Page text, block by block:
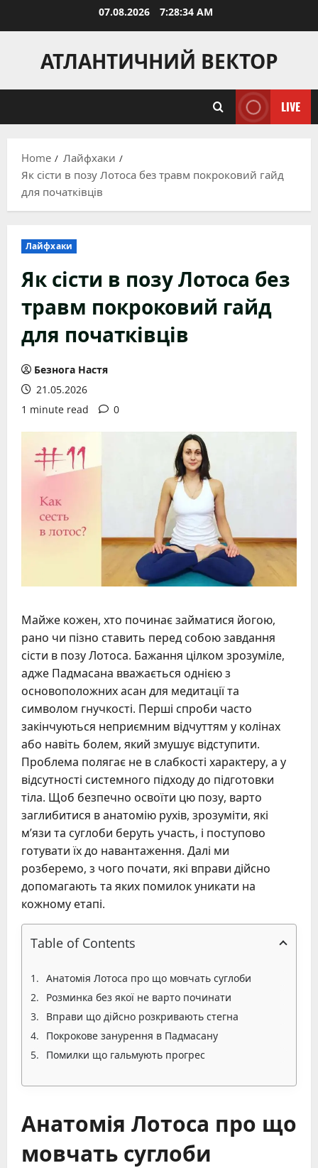
07.08.2026 7:28:36 AM
АТЛАНТИЧНИЙ ВЕКТОР
LIVE
Home
Лайфхаки
Як сісти в позу Лотоса без травм покроковий гайд
для початківців
Лайфхаки
Як сісти в позу Лотоса без
травм покроковий гайд
для початківців
Безнога Настя
21.05.2026
1 minute read
0
Майже кожен, хто починає займатися йогою,
рано чи пізно ставить перед собою завдання
сісти в позу Лотоса. Бажання цілком зрозуміле,
адже Падмасана вважається однією з
основоположних асан для медитації та
символом гнучкості. Перші спроби часто
закінчуються неприємним відчуттям у колінах
або навіть болем, який змушує відступити.
Проблема полягає не в слабкості характеру, а у
відсутності системного підходу до підготовки
тіла. Щоб безпечно освоїти цю позу, варто
заглибитися в анатомію рухів, зрозуміти, які
м’язи та суглоби беруть участь, і поступово
готувати їх до навантаження. Далі ми
розберемо, з чого почати, які вправи дійсно
допомагають та яких помилок уникати на
кожному етапі.
Table of Contents
Анатомія Лотоса про що мовчать суглоби
Розминка без якої не варто починати
Вправи що дійсно розкривають стегна
Покрокове занурення в Падмасану
Помилки що гальмують прогрес
Анатомія Лотоса про що
мовчать суглоби